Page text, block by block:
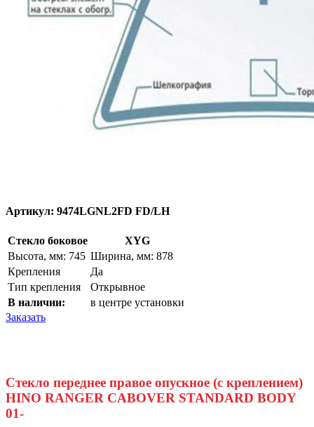
Артикул: 9474LGNL2FD FD/LH
Стекло боковое
XYG
Высота, мм: 745 Ширина, мм: 878
Крепления
Да
Тип крепления
Открывное
В наличии:
в центре установки
Заказать
Стекло переднее правое опускное (с креплением)
HINO RANGER CABOVER STANDARD BODY
01-